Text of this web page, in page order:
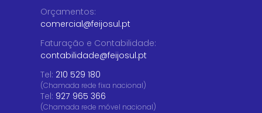
Orçamentos:
comercial@feijosul.pt
Faturação e Contabilidade:
contabilidade@feijosul.pt
Tel: 210 529 180
(Chamada rede fixa nacional)
Tel: 927 965 366
(Chamada rede móvel nacional)